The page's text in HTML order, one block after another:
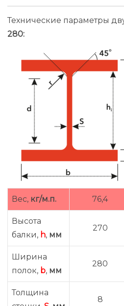
Технические параметры
280:
Вес, кг/м.п. 76,4
Высота
балки, h, мм
270
Ширина
полок, b, мм
280
Толщина
8